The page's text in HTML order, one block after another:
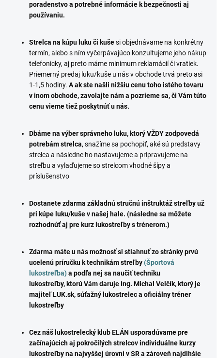
poradenstvo a potrebné informácie k bezpečnosti aj
používaniu.
Strelca na kúpu luku či kušesi objednávame na konkrétny
termín, alebo s ním vyčerpávajúco konzultujeme jeho nákup
telefonicky, aj preto máme minimum reklamácií či vratiek.
Priemerný predaj luku/kuše u nás v obchode trvá preto asi
1-1,5 hodiny. A ak ste našli nižšiu cenu toho istého tovaru
v inom obchode, zavolajte nám a pozrieme sa, či Vám túto
cenu vieme tiež poskytnúť u nás.
Dbáme na výber správneho luku, ktorý VŽDY zodpovedá
potrebám strelca, snažíme sa pochopiť, aké sú predstavy
strelca a následne ho nastavujeme a pripravujeme na
streľbu a vylaďujeme so strelcom vhodné šípy a
príslušenstvo
Dostanete zdarma základnú stručnú inštruktáž streľby už
pri kúpe luku/kuše v našej hale. (následne sa môžete
rozhodnúť aj pre kurz lukostreľby s trénerom.)
Zdarma máte u nás možnosť si stiahnuť zo stránky prvú
ucelenú príručku k technikám streľby(Športová
lukostreľba)a podľa nej sa naučiť techniku
lukostreľby, ktorú Vám daruje Ing. Michal Velčík, ktorý je
majiteľ LUK.sk, súťažný lukostrelec a oficiálny tréner
lukostreľby
Cez náš lukostrelecký klub ELÁN usporadúvame pre
začínajúcich aj pokročilých strelcov individuálne kurzy
lukostreľby na najvyššej úrovni v SR a zároveň najdlhšie